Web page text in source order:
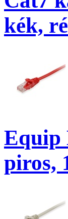
kék,
Equip
piros,